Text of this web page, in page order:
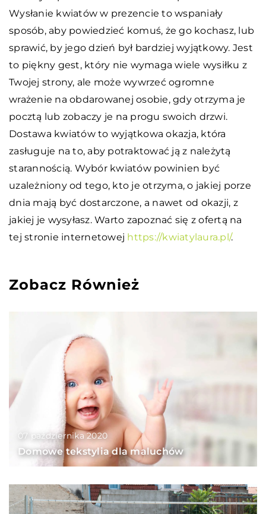
Wysłanie kwiatów w prezencie to wspaniały
sposób, aby powiedzieć komuś, że go kochasz, lub
sprawić, by jego dzień był bardziej wyjątkowy. Jest
to piękny gest, który nie wymaga wiele wysiłku z
Twojej strony, ale może wywrzeć ogromne
wrażenie na obdarowanej osobie, gdy otrzyma je
pocztą lub zobaczy je na progu swoich drzwi.
Dostawa kwiatów to wyjątkowa okazja, która
zasługuje na to, aby potraktować ją z należytą
starannością. Wybór kwiatów powinien być
uzależniony od tego, kto je otrzyma, o jakiej porze
dnia mają być dostarczone, a nawet od okazji, z
jakiej je wysyłasz. Warto zapoznać się z ofertą na
tej stronie internetowej https://kwiatylaura.pl/.
Zobacz Również
07 października 2020
Domowe tekstylia dla maluchów